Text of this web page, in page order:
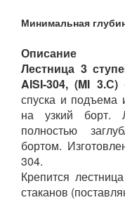
Минимальная
Описание
Лестница 3
AISI-304, (MI 3.С)-
спуска и подъема
на узкий борт.
полностью
бортом.
304.
Крепится
стаканов